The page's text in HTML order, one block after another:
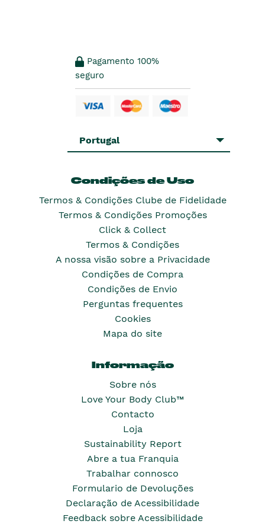
Pagamento 100%
seguro
Portugal
Condições de Uso
Termos & Condições Clube de Fidelidade
Termos & Condições Promoções
Click & Collect
Termos & Condições
A nossa visão sobre a Privacidade
Condições de Compra
Condições de Envio
Perguntas frequentes
Cookies
Mapa do site
Informação
Sobre nós
Love Your Body Club™
Contacto
Loja
Sustainability Report
Abre a tua Franquia
Trabalhar connosco
Formulario de Devoluções
Declaração de Acessibilidade
Feedback sobre Acessibilidade